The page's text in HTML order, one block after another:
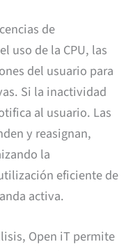
de
uso de la CPU, las
del usuario para
Si la inactividad
al usuario. Las
y reasignan,
la
eficiente de
activa.
Open iT permite